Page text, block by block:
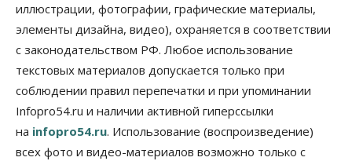
Авто Общество
Не катастрофа, а стресс-тест: эксперт
новосибирской сети СТО пояснил кому можно
заливать бензин Евро‑2
09 Августа 2026, 10:00
Бизнес
Работодатели Новосибирска заявили в центры
занятости почти 32 тысячи вакансий
09 Августа 2026, 09:00
иллюстрации, фотографии, графические материалы,
элементы дизайна, видео), охраняется в соответствии
с законодательством РФ. Любое использование
текстовых материалов допускается только при
соблюдении правил перепечатки и при упоминании
Infopro54.ru и наличии активной гиперссылки
на infopro54.ru. Использование (воспроизведение)
всех фото и видео-материалов возможно только с